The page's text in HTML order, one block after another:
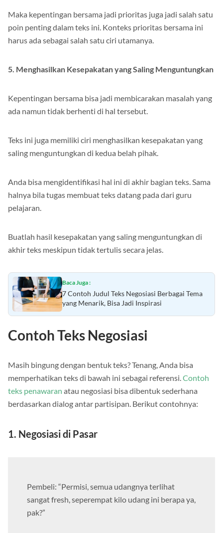
Maka kepentingan bersama jadi prioritas juga jadi salah satu
poin penting dalam teks ini. Konteks prioritas bersama ini
harus ada sebagai salah satu ciri utamanya.
5. Menghasilkan Kesepakatan yang Saling Menguntungkan
Kepentingan bersama bisa jadi membicarakan masalah yang
ada namun tidak berhenti di hal tersebut.
Teks ini juga memiliki ciri menghasilkan kesepakatan yang
saling menguntungkan di kedua belah pihak.
Anda bisa mengidentifikasi hal ini di akhir bagian teks. Sama
halnya bila tugas membuat teks datang pada dari guru
pelajaran.
Buatlah hasil kesepakatan yang saling menguntungkan di
akhir teks meskipun tidak tertulis secara jelas.
Baca Juga :
7 Contoh Judul Teks Negosiasi Berbagai Tema
yang Menarik, Bisa Jadi Inspirasi
Contoh Teks Negosiasi
Masih bingung dengan bentuk teks? Tenang, Anda bisa
memperhatikan teks di bawah ini sebagai referensi.Contoh
teks penawaran atau negosiasi bisa dibentuk sederhana
berdasarkan dialog antar partisipan. Berikut contohnya:
1. Negosiasi di Pasar
Pembeli: “Permisi, semua udangnya terlihat
sangat fresh, seperempat kilo udang ini berapa ya,
pak?”